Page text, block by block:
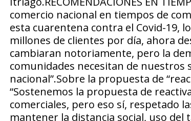
comercio nacional en tiempos de
esta cuarentena contra el Covid-19,
millones de clientes por día, ahora
cambiaran notoriamente, pero la
comunidades necesitan de nuestros
nacional”.Sobre la propuesta de
“Sostenemos la propuesta de
comerciales, pero eso sí, respetado
mantener la distancia social, uso del